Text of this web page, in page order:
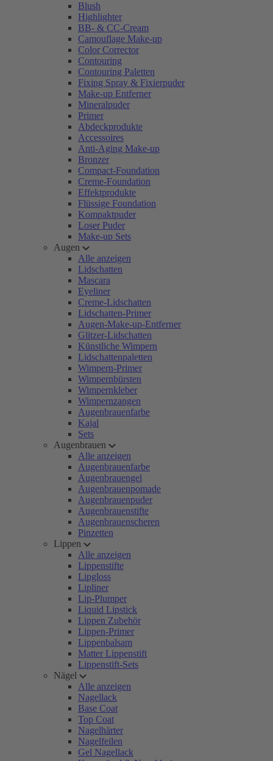
Blush
Highlighter
BB- & CC-Cream
Camouflage Make-up
Color Corrector
Contouring
Contouring Paletten
Fixing Spray & Fixierpuder
Make-up Entferner
Mineralpuder
Primer
Abdeckprodukte
Accessoires
Anti-Aging Make-up
Bronzer
Compact-Foundation
Creme-Foundation
Effektprodukte
Flüssige Foundation
Kompaktpuder
Loser Puder
Make-up Sets
Augen
Alle anzeigen
Lidschatten
Mascara
Eyeliner
Creme-Lidschatten
Lidschatten-Primer
Augen-Make-up-Entferner
Glitzer-Lidschatten
Künstliche Wimpern
Lidschattenpaletten
Wimpern-Primer
Wimpernbürsten
Wimpernkleber
Wimpernzangen
Augenbrauenfarbe
Kajal
Sets
Augenbrauen
Alle anzeigen
Augenbrauenfarbe
Augenbrauengel
Augenbrauenpomade
Augenbrauenpuder
Augenbrauenstifte
Augenbrauenscheren
Pinzetten
Lippen
Alle anzeigen
Lippenstifte
Lipgloss
Lipliner
Lip-Plumper
Liquid Lipstick
Lippen Zubehör
Lippen-Primer
Lippenbalsam
Matter Lippenstift
Lippenstift-Sets
Nägel
Alle anzeigen
Nagellack
Base Coat
Top Coat
Nagelhärter
Nagelfeilen
Gel Nagellack